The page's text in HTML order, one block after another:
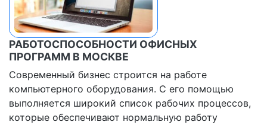
РАБОТОСПОСОБНОСТИ ОФИСНЫХ
ПРОГРАММ В МОСКВЕ
Современный бизнес строится на работе
компьютерного оборудования. С его помощью
выполняется широкий список рабочих процессов,
которые обеспечивают нормальную работу